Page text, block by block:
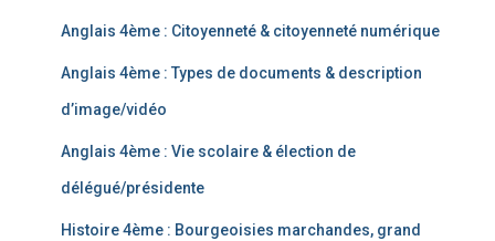
Anglais 4ème : Citoyenneté & citoyenneté numérique
Anglais 4ème : Types de documents & description
d’image/vidéo
Anglais 4ème : Vie scolaire & élection de
délégué/présidente
Histoire 4ème : Bourgeoisies marchandes, grand